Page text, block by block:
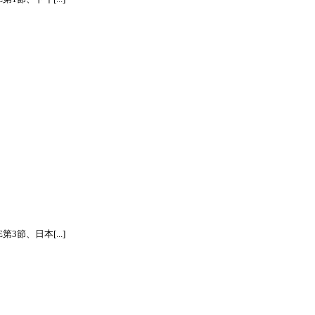
3節、日本[...]